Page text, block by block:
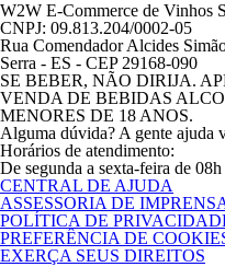
W2W E-Commerce de Vinhos
CNPJ: 09.813.204/0002-05
Rua Comendador Alcides
Serra - ES - CEP 29168-090
SE BEBER, NÃO DIRIJA.
VENDA DE BEBIDAS
MENORES DE 18 ANOS.
Alguma dúvida? A gente ajuda
Horários de atendimento:
De segunda a sexta-feira de
CENTRAL DE AJUDA
ASSESSORIA DE
POLÍTICA DE
PREFERÊNCIA DE
EXERÇA SEUS DIREITOS